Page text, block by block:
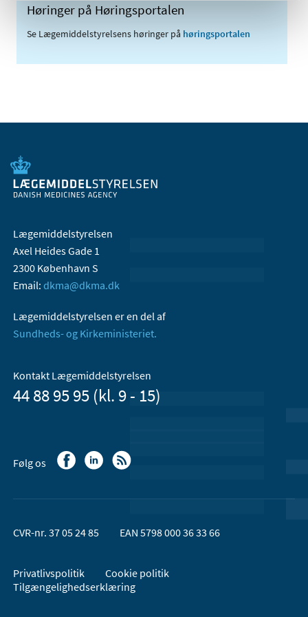
Høringer på Høringsportalen
Se Lægemiddelstyrelsens høringer på høringsportalen
Lægemiddelstyrelsen
Axel Heides Gade 1
2300 København S
Email: dkma@dkma.dk
Lægemiddelstyrelsen er en del af
Sundheds- og Kirkeministeriet.
Kontakt Lægemiddelstyrelsen
44 88 95 95 (kl. 9 - 15)
Følg os
CVR-nr. 37 05 24 85 EAN 5798 000 36 33 66
Privatlivspolitik
Cookie politik
Tilgængelighedserklæring